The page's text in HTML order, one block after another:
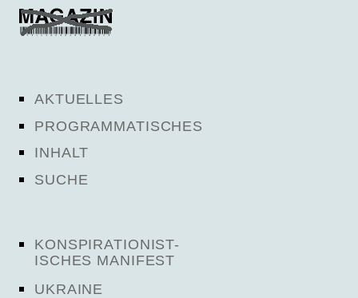
AKTUELLES
PROGRAMMATISCHES
INHALT
SUCHE
KONSPIRATIONIST-
ISCHES MANIFEST
UKRAINE